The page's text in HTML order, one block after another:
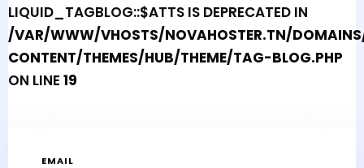
LIQUID_TAGBLOG::$ATTS IS DEPRECATED IN
/VAR/WWW/VHOSTS/NOVAHOSTER.TN/
CONTENT/THEMES/HUB/THEME/TAG-BLOG.PHP
ON LINE 19
EMAIL